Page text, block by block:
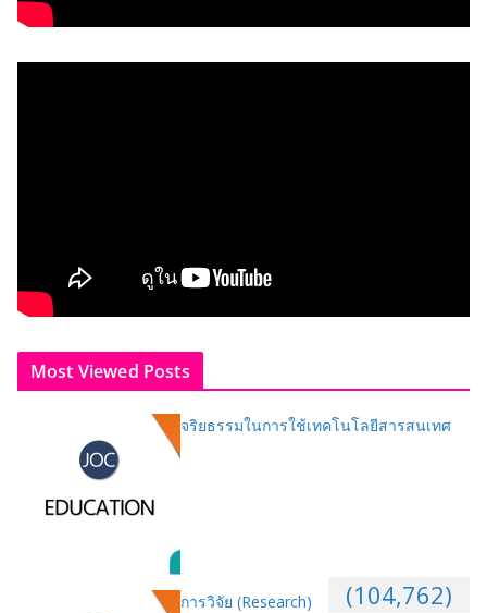
Most Viewed Posts
จริยธรรมในการใช้เทคโนโลยีสารสนเทศ
(104,762)
การวิจัย (Research)